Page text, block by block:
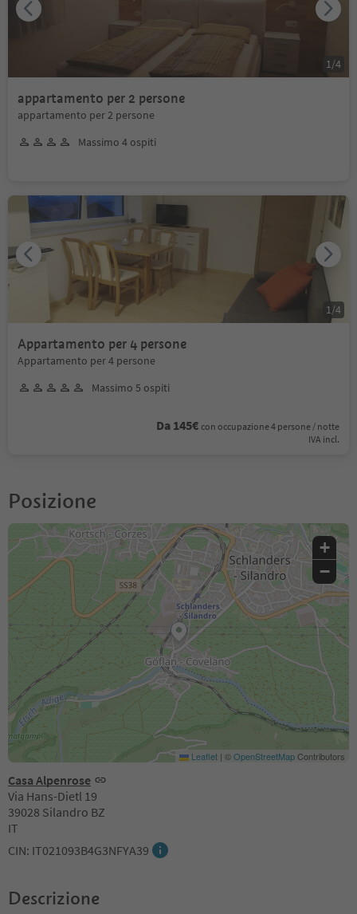
appartamento per 2 persone
appartamento per 2 persone
Massimo 4 ospiti
1 /4
Appartamento per 4 persone
Appartamento per 4 persone
Massimo 5 ospiti
Da 145€ con occupazione 4 persone / notte
IVA incl.
1 /4
Posizione
Casa Alpenrose
Via Hans-Dietl 19
39028 Silandro BZ
IT
CIN: IT021093B4G3NFYA39
+
−
Leaflet | ©OpenStreetMapContributors
Descrizione